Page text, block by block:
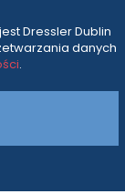
Dressler Dublin
danych
.